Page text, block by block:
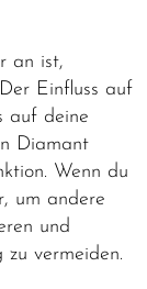
an ist,
Einfluss auf
auf deine
Diamant
Wenn du
um andere
und
vermeiden.